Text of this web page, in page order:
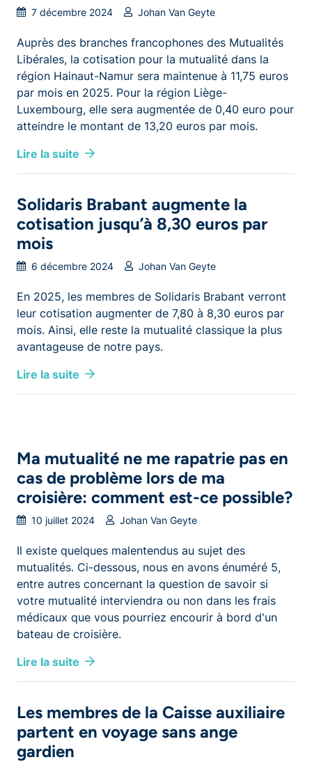
7 décembre 2024 Johan Van Geyte
Auprès des branches francophones des Mutualités
Libérales, la cotisation pour la mutualité dans la
région Hainaut-Namur sera maintenue à 11,75 euros
par mois en 2025. Pour la région Liège-
Luxembourg, elle sera augmentée de 0,40 euro pour
atteindre le montant de 13,20 euros par mois.
Lire la suite
Solidaris Brabant augmente la
cotisation jusqu’à 8,30 euros par
mois
6 décembre 2024 Johan Van Geyte
En 2025, les membres de Solidaris Brabant verront
leur cotisation augmenter de 7,80 à 8,30 euros par
mois. Ainsi, elle reste la mutualité classique la plus
avantageuse de notre pays.
Lire la suite
Ma mutualité ne me rapatrie pas en
cas de problème lors de ma
croisière: comment est-ce possible?
10 juillet 2024 Johan Van Geyte
Il existe quelques malentendus au sujet des
mutualités. Ci-dessous, nous en avons énuméré 5,
entre autres concernant la question de savoir si
votre mutualité interviendra ou non dans les frais
médicaux que vous pourriez encourir à bord d'un
bateau de croisière.
Lire la suite
Les membres de la Caisse auxiliaire
partent en voyage sans ange
gardien